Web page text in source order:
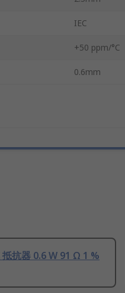
IEC
+50 ppm/°C
0.6mm
抗器 0.6 W 91 Ω 1 %